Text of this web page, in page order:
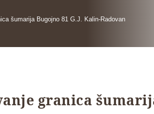
šumarija Bugojno 81 G.J. Kalin-Radovan
granica